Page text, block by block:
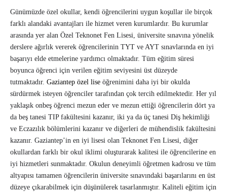
Günümüzde özel okullar, kendi öğrencilerini uygun koşullar ile birçok
farklı alandaki avantajları ile hizmet veren kurumlardır. Bu kurumlar
arasında yer alan Özel Teknonet Fen Lisesi, üniversite sınavına yönelik
derslere ağırlık vererek öğrencilerinin TYT ve AYT sınavlarında en iyi
başarıyı elde etmelerine yardımcı olmaktadır. Tüm eğitim süresi
boyunca öğrenci için verilen eğitim seviyesini üst düzeyde
tutmaktadır. Gaziantep özel lise öğrenimini daha iyi bir okulda
sürdürmek isteyen öğrenciler tarafından çok tercih edilmektedir. Her yıl
yaklaşık onbeş öğrenci mezun eder ve mezun ettiği öğrencilerin dört ya
da beş tanesi TIP fakültesini kazanır, iki ya da üç tanesi Diş hekimliği
ve Eczazılık bölümlerini kazanır ve diğerleri de mühendislik fakültesini
kazanır. Gaziantep’in en iyi lisesi olan Teknonet Fen Lisesi, diğer
okullardan farklı bir okul iklimi oluşturarak kalitesi ile öğrencilerine en
iyi hizmetleri sunmaktadır. Okulun deneyimli öğretmen kadrosu ve tüm
altyapısı tamamen öğrencilerin üniversite sınavındaki başarılarını en üst
düzeye çıkarabilmek için düşünülerek tasarlanmıştır. Kaliteli eğitim için